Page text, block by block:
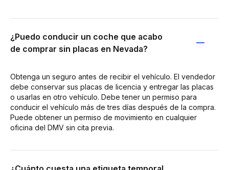
¿Puedo conducir un coche que acabo
de comprar sin placas en Nevada?
Obtenga un seguro antes de recibir el vehículo. El vendedor
debe conservar sus placas de licencia y entregar las placas
o usarlas en otro vehículo. Debe tener un permiso para
conducir el vehículo más de tres días después de la compra.
Puede obtener un permiso de movimiento en cualquier
oficina del DMV sin cita previa.